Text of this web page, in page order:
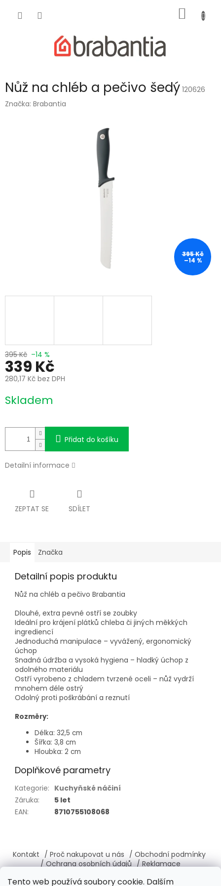
Tento web používá soubory cookie. Dalším
KOŠÍK
Nůž na chléb a pečivo šedý 120626
Značka: Brabantia
395 Kč
–14 %
395 Kč –14 %
339 Kč
280,17 Kč bez DPH
cena:
Skladem
Přidat do košíku
Detailní informace
ZEPTAT SE SDÍLET
Popis Značka
Detailní popis produktu
Nůž na chléb a pečivo Brabantia
Dlouhé, extra pevné ostří se zoubky
Ideální pro krájení plátků chleba či jiných měkkých
ingrediencí
Jednoduchá manipulace – vyvážený, ergonomický
úchop
Snadná údržba a vysoká hygiena – hladký úchop z
odolného materiálu
Ostří vyrobeno z chladem tvrzené oceli – nůž vydrží
mnohem déle ostrý
Odolný proti poškrábání a reznutí
Rozměry:
Délka: 32,5 cm
Šířka: 3,8 cm
Hloubka: 2 cm
Doplňkové parametry
Kategorie: Kuchyňské náčiní
Záruka:
5 let
EAN: 8710755108068
p
a
Kontakt / Proč nakupovat u nás / Obchodní podmínky
/ Ochrana osobních údajů / Reklamace